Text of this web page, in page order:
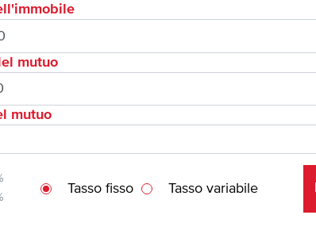
mutuo
mutuo
Tasso fisso Tasso variabile